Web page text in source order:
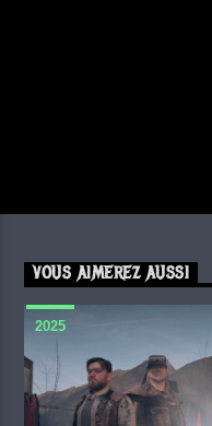
VOUS AIMEREZ AUSSI
2025